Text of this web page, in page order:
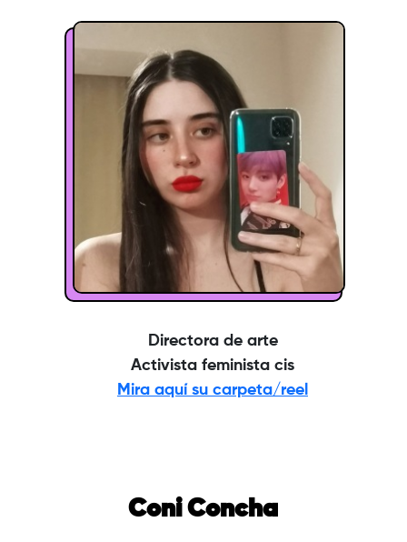
Directora de arte
Activista feminista cis
Mira aquí su carpeta/reel
Coni Concha